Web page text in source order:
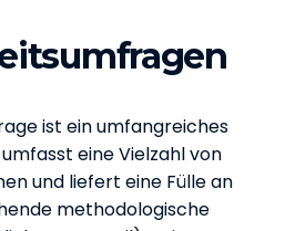
ist ein umfangreiches
eine Vielzahl von
und liefert eine Fülle an
methodologische